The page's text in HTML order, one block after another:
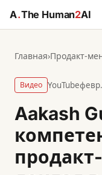
A.The Human2AI
Главная›Продакт-
Видео YouTube
Aakash